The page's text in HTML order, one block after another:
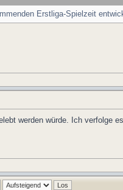
Erstliga-Spielzeit
werden würde. Ich verfolge